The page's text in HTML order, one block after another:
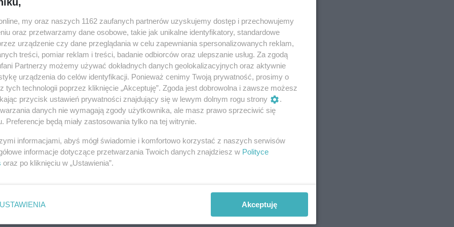
Powiadom znajomych
URL:https://ino.online/go/c1ANP39zom0G7Yd6
my oraz naszych 1162 zaufanych partnerów uzyskujemy dostęp i przechowujemy
oraz przetwarzamy dane osobowe, takie jak unikalne identyfikatory, standardowe
urządzenie czy dane przeglądania w celu zapewniania spersonalizowanych reklam,
treści, pomiar reklam i treści, badanie odbiorców oraz ulepszanie usług. Za zgodą
Partnerzy możemy używać dokładnych danych geolokalizacyjnych oraz aktywnie
urządzenia do celów identyfikacji. Ponieważ cenimy Twoją prywatność, prosimy o
tych technologii poprzez kliknięcie „Akceptuję”. Zgoda jest dobrowolna i zawsze możesz
przycisk ustawień prywatności znajdujący się w lewym dolnym rogu strony
.
danych nie wymagają zgody użytkownika, ale masz prawo sprzeciwić się
Preferencje będą miały zastosowania tylko na tej witrynie.
informacjami, abyś mógł świadomie i komfortowo korzystać z naszych serwisów
informacje dotyczące przetwarzania Twoich danych znajdziesz w Polityce
oraz po kliknięciu w „Ustawienia”.
USTAWIENIA Akceptuję